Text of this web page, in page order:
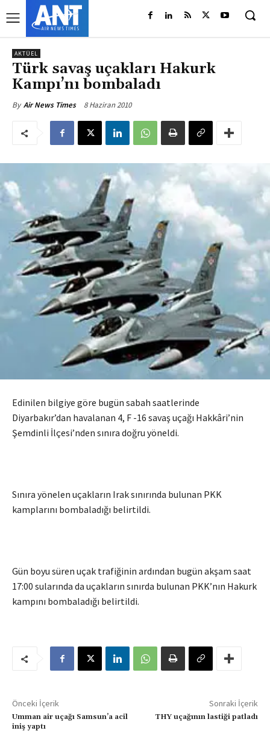
AKTÜEL
Türk savaş uçakları Hakurk
Kampı’nı bombaladı
By Air News Times 8 Haziran 2010
Edinilen bilgiye göre bugün sabah saatlerinde
Diyarbakır’dan havalanan 4, F -16 savaş uçağı Hakkâri’nin
Şemdinli İlçesi’nden sınıra doğru yöneldi.
Sınıra yönelen uçakların Irak sınırında bulunan PKK
kamplarını bombaladığı belirtildi.
Gün boyu süren uçak trafiğinin ardından bugün akşam saat
17:00 sularında da uçakların sınırda bulunan PKK’nın Hakurk
kampını bombaladığı belirtildi.
Önceki İçerik
Umman air uçağı Samsun’a acil
iniş yaptı
Sonraki İçerik
THY uçağının lastiği patladı